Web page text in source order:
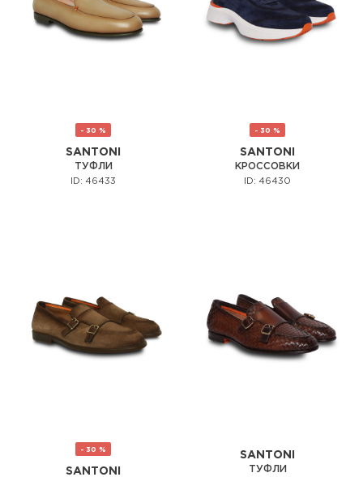
- 30 %
SANTONI
ТУФЛИ
ID: 46433
- 30 %
SANTONI
КРОССОВКИ
ID: 46430
- 30 %
SANTONI
SANTONI
ТУФЛИ